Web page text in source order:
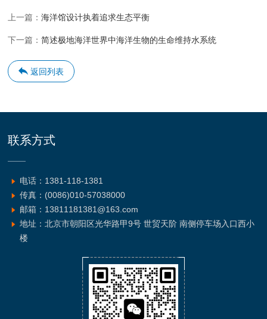
上一篇：海洋馆设计执着追求生态平衡
下一篇：简述极地海洋世界中海洋生物的生命维持水系统
返回列表
联系方式
电话：1381-118-1381
传真：(0086)010-57038000
邮箱：13811181381@163.com
地址：北京市朝阳区光华路甲9号 世贸天阶 南侧停车场入口西小
楼